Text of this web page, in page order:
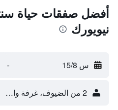
أفضل صفقات حياة
نيويورك
س 15/8 -
2 من الضيوف، غرفة واحدة